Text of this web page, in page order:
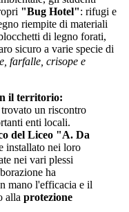
"Bug Hotel": rifugi e
riempite di materiali
di legno forati,
sicuro a varie specie di
farfalle, crisope e
il territorio:
un riscontro
enti locali.
del Liceo "A. Da
installato nei loro
nei vari plessi
ha
mano l'efficacia e il
alla protezione